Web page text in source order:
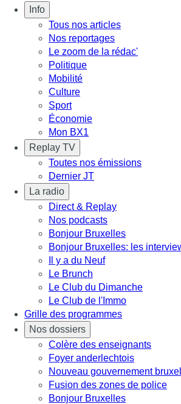
Info
Tous nos articles
Nos reportages
Le zoom de la rédac'
Politique
Mobilité
Culture
Sport
Économie
Mon BX1
Replay TV
Toutes nos émissions
Dernier JT
La radio
Direct & Replay
Nos podcasts
Bonjour Bruxelles
Bonjour Bruxelles: les
Il y a du Neuf
Le Brunch
Le Club du Dimanche
Le Club de l'Immo
Grille des programmes
Nos dossiers
Colère des enseignants
Foyer anderlechtois
Nouveau gouvernement
Fusion des zones de police
Bonjour Bruxelles